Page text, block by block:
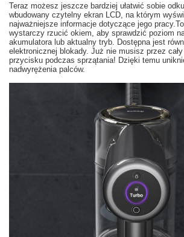
Teraz możesz jeszcze bardziej ułatwić sobie
wbudowany czytelny ekran LCD, na którym
najważniejsze informacje dotyczące jego
wystarczy rzucić okiem, aby sprawdzić poziom
akumulatora lub aktualny tryb. Dostępna jest
elektronicznej blokady. Już nie musisz przez
przycisku podczas sprzątania! Dzięki temu
nadwyrężenia palców.